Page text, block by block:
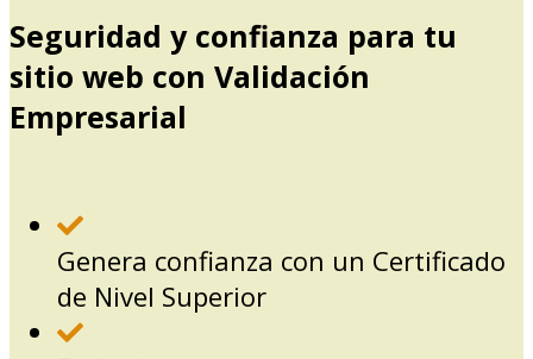
Seguridad y confianza para tu
sitio web con Validación
Empresarial
Genera confianza con un Certificado
de Nivel Superior